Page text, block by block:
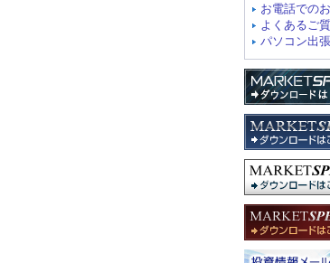
お電話での
よくあるご
パソコン出